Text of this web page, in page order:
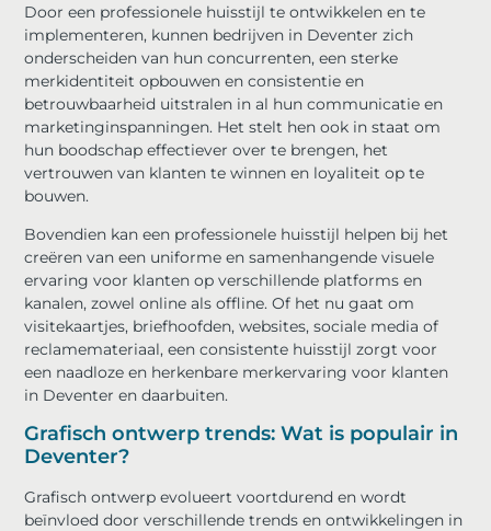
Door een professionele huisstijl te ontwikkelen en te
implementeren, kunnen bedrijven in Deventer zich
onderscheiden van hun concurrenten, een sterke
merkidentiteit opbouwen en consistentie en
betrouwbaarheid uitstralen in al hun communicatie en
marketinginspanningen. Het stelt hen ook in staat om
hun boodschap effectiever over te brengen, het
vertrouwen van klanten te winnen en loyaliteit op te
bouwen.
Bovendien kan een professionele huisstijl helpen bij het
creëren van een uniforme en samenhangende visuele
ervaring voor klanten op verschillende platforms en
kanalen, zowel online als offline. Of het nu gaat om
visitekaartjes, briefhoofden, websites, sociale media of
reclamemateriaal, een consistente huisstijl zorgt voor
een naadloze en herkenbare merkervaring voor klanten
in Deventer en daarbuiten.
Grafisch ontwerp trends: Wat is populair in
Deventer?
Grafisch ontwerp evolueert voortdurend en wordt
beïnvloed door verschillende trends en ontwikkelingen in